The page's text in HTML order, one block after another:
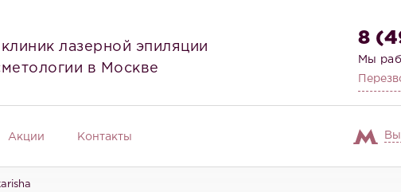
лазерной эпиляции
в Москве
8
Мы
Акции Контакты